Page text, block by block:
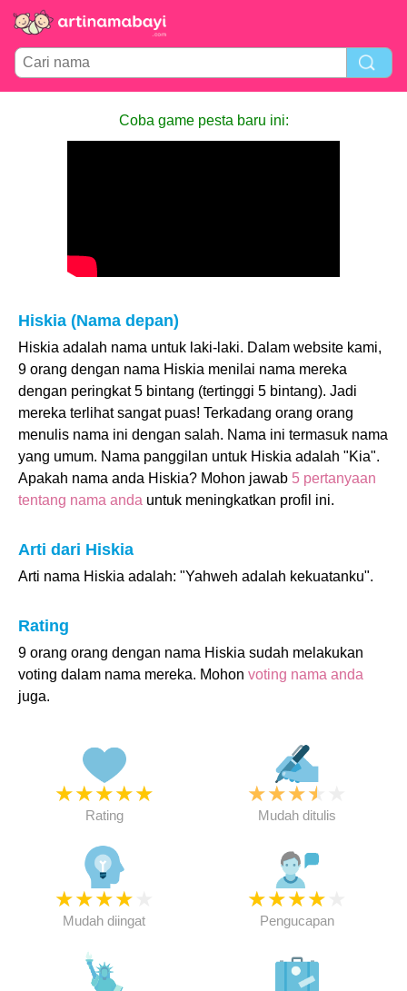
Coba game pesta baru ini:
Hiskia (Nama depan)
Hiskia adalah nama untuk laki-laki. Dalam website kami,
9 orang dengan nama Hiskia menilai nama mereka
dengan peringkat 5 bintang (tertinggi 5 bintang). Jadi
mereka terlihat sangat puas! Terkadang orang orang
menulis nama ini dengan salah. Nama ini termasuk nama
yang umum. Nama panggilan untuk Hiskia adalah "Kia".
Apakah nama anda Hiskia? Mohon jawab 5 pertanyaan
tentang nama anda untuk meningkatkan profil ini.
Arti dari Hiskia
Arti nama Hiskia adalah: "Yahweh adalah kekuatanku".
Rating
9 orang orang dengan nama Hiskia sudah melakukan
voting dalam nama mereka. Mohon voting nama anda
juga.
★★★★★
Rating
★★★★
Mudah ditulis
★★★★
Mudah diingat
★★★★
Pengucapan